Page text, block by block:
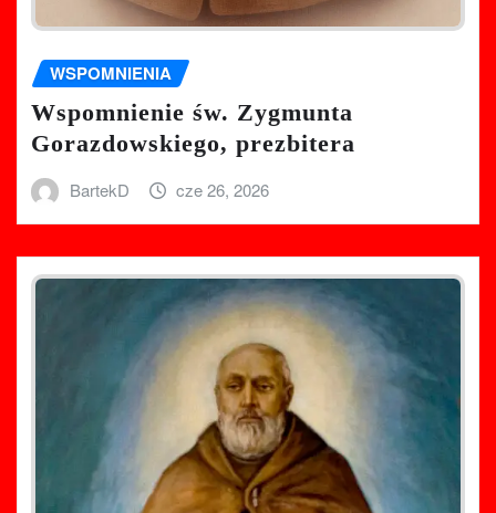
WSPOMNIENIA
Wspomnienie św. Zygmunta
Gorazdowskiego, prezbitera
BartekD cze 26, 2026